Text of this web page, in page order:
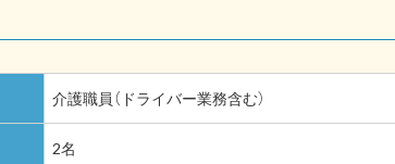
介護職員（ドライバー業務含む）
2名